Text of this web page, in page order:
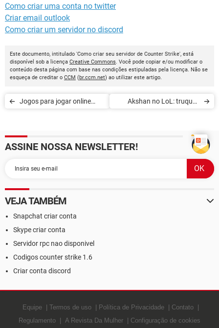
Como criar uma conta no twitter
Criar email outlook
Como criar um servidor no discord
Este documento, intitulado 'Como criar seu servidor de Counter Strike', está
disponível sob a licença Creative Commons. Você pode copiar e/ou modificar o
conteúdo desta página com base nas condições estipuladas pela licença. Não se
esqueça de creditar o CCM (br.ccm.net) ao utilizar este artigo.
Jogos para jogar online
Akshan no LoL: truques
personagem
ASSINE NOSSA NEWSLETTER!
VEJA TAMBÉM
Snapchat criar conta
Skype criar conta
Servidor rpc nao disponivel
Codigos counter strike 1.6
Criar conta discord
Equipe Termos de uso Política de Privacidade
Contato
Regulamento
A Revista Da Mulher Configuração de cookies